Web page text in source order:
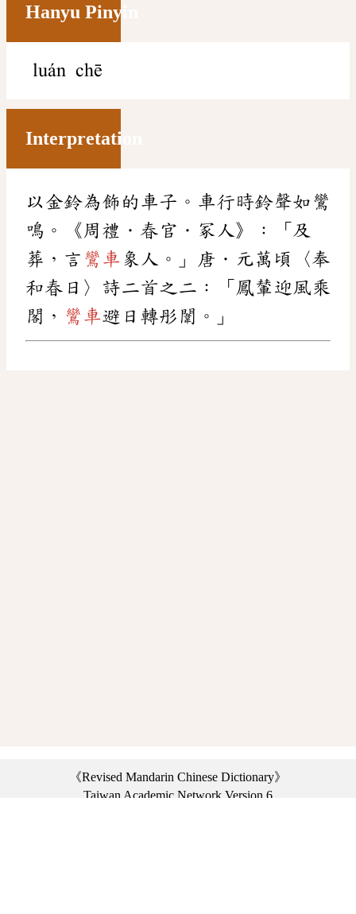
Hanyu Pinyin
luán chē
Interpretation
以金鈴為飾的車子。車行時鈴聲如鸞
鳴。《周禮．春官．冢人》：「及
葬，言 鸞車 象人。」唐．元萬頃〈奉
和春日〉詩二首之二：「鳳輦迎風乘
閣， 鸞車避日轉彤闈。」
《Revised Mandarin Chinese Dictionary》
Taiwan Academic Network Version 6